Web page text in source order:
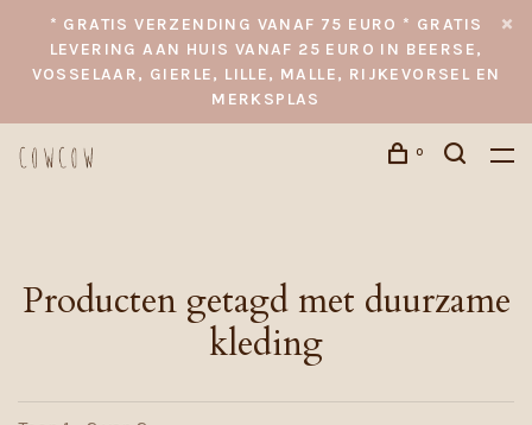
* GRATIS VERZENDING VANAF 75 EURO * GRATIS
LEVERING AAN HUIS VANAF 25 EURO IN BEERSE,
VOSSELAAR, GIERLE, LILLE, MALLE, RIJKEVORSEL EN
MERKSPLAS
0
Producten getagd met duurzame
kleding